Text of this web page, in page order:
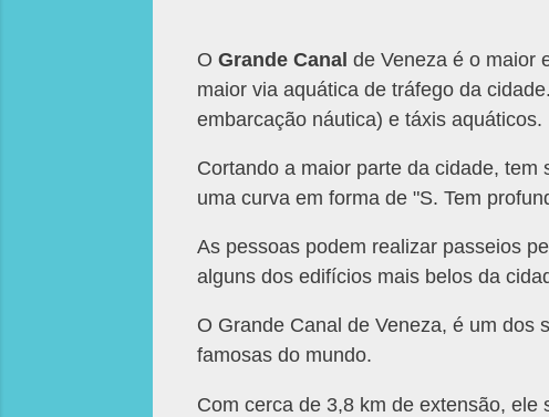
O Grande Canal de Veneza é o maior
maior via aquática de tráfego da
embarcação náutica) e táxis aquáticos.
Cortando a maior parte da cidade,
uma curva em forma de "S. Tem
As pessoas podem realizar passeios
alguns dos edifícios mais belos da
O Grande Canal de Veneza, é um dos
famosas do mundo.
Com cerca de 3,8 km de extensão, ele